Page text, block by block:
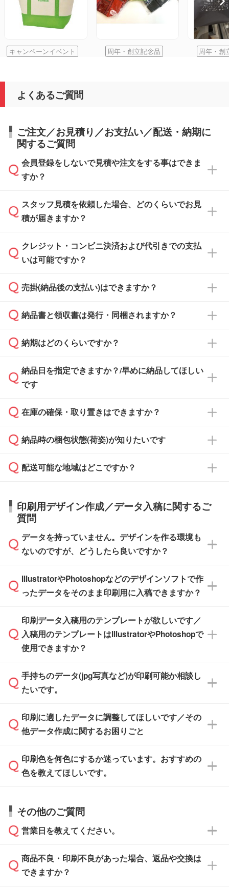
キャンペーンイベント 周年・創立記念品 周年・創
よくあるご質問
ご注文／お見積り／お支払い／配送・納期に
関するご質問
会員登録をしないで見積や注文をする事はできま
すか？
可能です。見積・注文フォームにて『ゲストの
まま進む』ボタンからお進みのうえ、ご依頼く
スタッフ見積を依頼した場合、どのくらいでお見
積が届きますか？
通常、翌営業日までにお送りしております。混
雑状況によっては、お時間をいただくこともご
依頼いただいた場合は、翌営業日以降のご連絡
クレジット・コンビニ決済および代引きでの支払
いは可能ですか？
銀行振込のみのご対応となります。
売掛(納品後の支払い)はできますか？
基本的には先入金をお願いしておりますが、自
どの場合は、月末締め翌月末払いに対応可能で
また、卒業・卒園記念品で対策委員会や個人様
校や幼稚園・保育園であれば、同様の条件でご
ご希望の際は担当スタッフまでお気軽にご相談
ください。
納品書と領収書は発行・同梱されますか？
納品書・領収書は ご依頼をいただいた場合の
ず、通常はPDFデータをメール添付でお送りし
ます。
たは注文フォームの『ご注文に関する備考欄』
納期はどのくらいですか？
・印刷する場合(500個程度)
ご入金、イメージ画像の校了から約2週間～2
ご入金確認後、1～2営業日で出荷いたしま
タッフまでお問い合わせください。
ル」に注文予定日をご入力いただくと、おおよ
その締切日や出荷目安をご確認いただけます。
品が決まりましたらお早めのご発注をお願いい
たします。
※土日祝日を除く営業日換算です。
※沖縄・離島は追加日数がかかります。
納品日を指定できますか？/早めに納品してほしい
です
ご希望の納期がある場合は、お問い合わせ・お
い。
応が可能かご案内いたします。
す。>>対象商品はこちら
※最短出荷日は商品によって異なります。各商
品ページにてご確認ください
在庫の確保・取り置きはできますか？
ご入金確認後に在庫を確保し、注文確定のご連
はできかねますので予めご了承ください。
納品時の梱包状態(荷姿)が知りたいです
商品によって異なります。各ページにある商品
す。(白箱、化粧箱、ブリスターパックなど)
【袋入り】 商品がひとつずつ袋に入っていま
す。(透明袋、デザイン袋など)
【個包装なし】 個包装がされていない状態で
※化粧箱から白箱への入れ替えや、オリジナル
箱の作成は原則承っておりません。
配送可能な地域はどこですか？
日本全国へお届けが可能です。なお、海外への
直接納品は行っておりませんので予めご了承く
ださい。
印刷用デザイン作成／データ入稿に関するご
質問
データを持っていません。デザインを作る環境も
ないのですが、どうしたら良いですか？
無料の「デザインシミュレーター」を使えば、
PCやスマホから簡単にデザインを作成できま
ザインソフトがなくても安心です。
また、「データ作成サービス
せいただければ、弊社にて無料でデザインデー
タを1点作成いたします。
IllustratorやPhotoshopなどのデザインソフトで作
ったデータをそのまま印刷用に入稿できますか？
IllustratorやPhotoshop、CLIP STUDIOなどのデ
ザインソフトでこだわりのデザインを作成した
い方は、完全データ入稿
積・ご注文フォームにアップロードしてご入稿
ください。
ご入稿後は経験豊富なスタッフがデータに不備
がないかチェックし、お客様と確認してから印
刷に進みますので、ご安心ください。
印刷データ入稿用のテンプレートが欲しいです／
入稿用のテンプレートはIllustratorやPhotoshopで
使用できますか？
一部商品は入稿用テンプレートのご用意があり
ます。各商品ページの『印刷方法・テンプレー
入稿用のテンプレートはPDF形式ですが、
IllustratorやPhotoshopで開いてご利用いただけ
方」をご確認ください。
手持ちのデータ(jpg写真など)が印刷可能か相談し
たいです。
印刷に適したデータ・解像度かどうか、担当ス
タッフが事前に確認いたします。
ムへ添付いただくか、担当スタッフ宛にメール
でお送りください。
い合わせください。
なお、印刷用データの作り方に関する詳細は、
印刷に適したデータに調整してほしいです／その
他データ作成に関するお困りごと
データ作成でお困りの際には、担当スタッフが
サポートいたしますのでお気軽にご相談くださ
から添付してお送りください。
・解像度の低いデータをトレース/調整してほ
しい
解像度の低い画像や、手書きのイラスト、写真
などを、印刷に適したベクターデータに変換し
印刷色を何色にするか迷っています。おすすめの
色を教えてほしいです。
お見積・ご注文・
相談いただきますと、担当スタッフがお客様の
ご希望や商品の本体色を確認し、印刷色をご提
本体色がブラック、ネイビーなど濃色の場合は
白色か淡い色の印刷色をおすすめしておりま
す。
その他のご質問
営業日を教えてください。
営業日は平日の10:00～18:00で、土日祝日はお
休みとなります。注文・見積・お問い合わせ
商品不良・印刷不良があった場合、返品や交換は
できますか？